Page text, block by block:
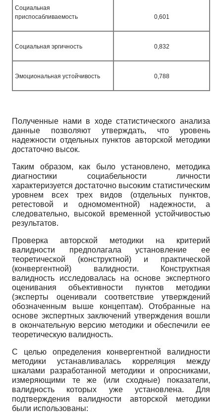
Социальная
приспосабливаемость
0,601
Социальная эргичность 0,832
Эмоциональная устойчивость 0,788
Полученные нами в ходе статистического анализа
данные позволяют утверждать, что уровень
надежности отдельных пунктов авторской методики
достаточно высок.
Таким образом, как было установлено, методика
диагностики социабельности личности
характеризуется достаточно высоким статистическим
уровнем всех трех видов (отдельных пунктов,
ретестовой и одномоментной) надежности, а
следовательно, высокой временной устойчивостью
результатов.
Проверка авторской методики на критерий
валидности предполагала установление ее
теоретической (конструктной) и практической
(конвергентной) валидности. Конструктная
валидность исследовалась на основе экспертного
оценивания объективности пунктов методики
(эксперты оценивали соответствие утверждений
обозначенным выше концептам). Отобранные на
основе экспертных заключений утверждения вошли
в окончательную версию методики и обеспечили ее
теоретическую валидность.
С целью определения конвергентной валидности
методики устанавливалась корреляция между
шкалами разработанной методики и опросниками,
измеряющими те же (или сходные) показатели,
валидность которых уже установлена. Для
подтверждения валидности авторской методики
были использованы: